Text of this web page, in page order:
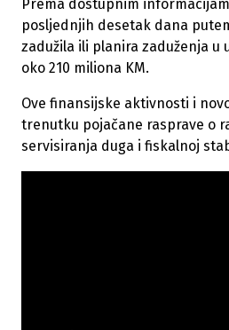
Prema dostupnim
posljednjih desetak dana
zadužila ili planira zaduženja u
oko 210 miliona KM.
Ove finansijske aktivnosti i
trenutku pojačane rasprave o
servisiranja duga i fiskalnoj